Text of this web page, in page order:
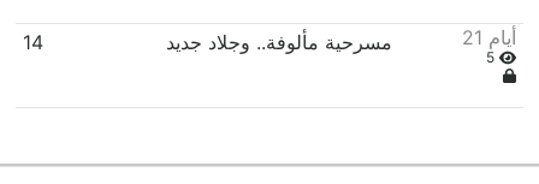
14 مسرحية مألوفة.. وجلاد جديد 21 أيام
5